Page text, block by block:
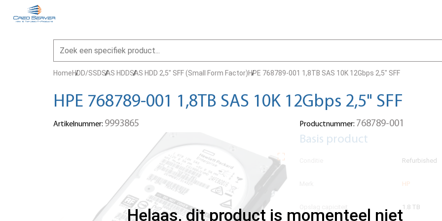
HomeHDD/SSDSAS HDDSAS HDD 2,5" SFF (Small Form Factor)HPE 768789-001 1,8TB SAS 10K 12Gbps 2,5" SFF
HPE 768789-001 1,8TB SAS 10K 12Gbps 2,5" SFF
Artikelnummer: 9993865 Productnummer: 768789-001
Basis product
Refurbished
HP
1.8 TB
Helaas, dit product is momenteel niet